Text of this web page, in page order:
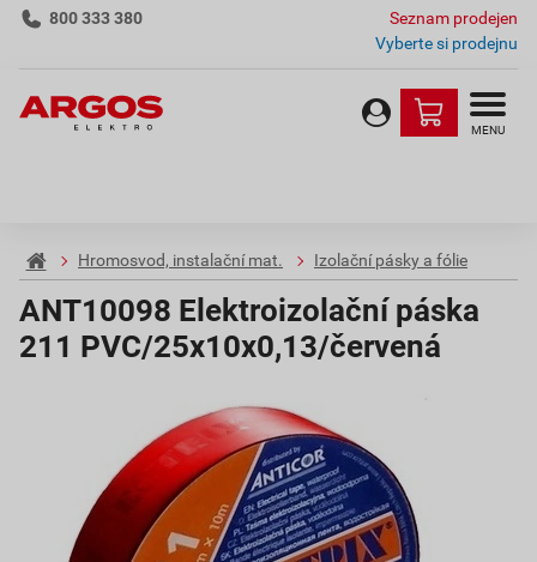
800 333 380
Seznam prodejen
Vyberte si prodejnu
MENU
Hromosvod, instalační mat. Izolační pásky a fólie
ANT10098 Elektroizolační páska
211 PVC/25x10x0,13/červená